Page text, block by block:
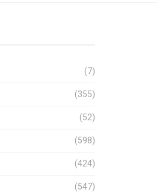
(7)
(355)
(52)
(598)
(424)
(547)